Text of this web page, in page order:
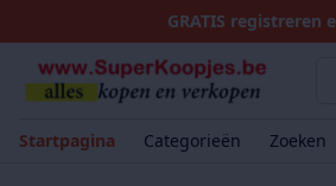
GRATIS registreren
Startpagina Categorieën Zoeken